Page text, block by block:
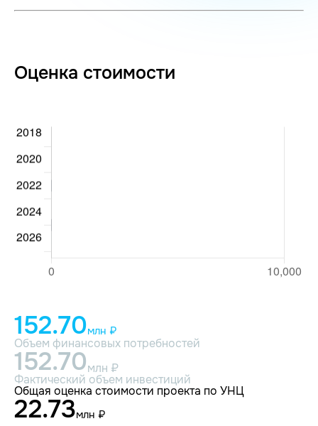
Оценка стоимости
152.70млн ₽
Объем финансовых потребностей
152.70млн ₽
Фактический объем инвестиций
Общая оценка стоимости проекта по УНЦ
22.73млн ₽